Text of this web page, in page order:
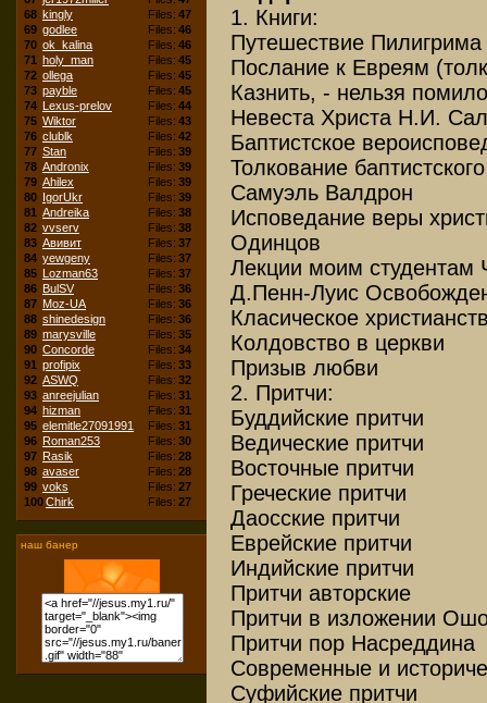
68 kingly Files: 47
69 godlee Files: 46
70 ok_kalina Files: 46
71 holy_man Files: 45
72 ollega Files: 45
73 payble Files: 45
74 Lexus-prelov Files: 44
75 Wiktor Files: 43
76 clublk Files: 42
77 Stan Files: 39
78 Andronix Files: 39
79 Ahilex Files: 39
80 IgorUkr Files: 39
81 Andreika Files: 38
82 vvserv Files: 38
83 Авивит Files: 37
84 yewgeny Files: 37
85 Lozman63 Files: 37
86 BulSV Files: 36
87 Moz-UA Files: 36
88 shinedesign Files: 36
89 marysville Files: 35
90 Concorde Files: 34
91 profipix Files: 33
92 ASWQ Files: 32
93 anreejulian Files: 31
94 hizman Files: 31
95 elemitle27091991 Files: 31
96 Roman253 Files: 30
97 Rasik Files: 28
98 avaser Files: 28
99 voks Files: 27
100Chirk Files: 27
наш банер
1. Книги:
Путешествие
Послание к Евреям
Казнить, - нельзя
Невеста Христа Н.И.
Баптистское
Толкование
Самуэль Валдрон
Исповедание веры
Одинцов
Лекции моим студентам
Д.Пенн-Луис
Класическое
Колдовство в церкви
Призыв любви
2. Притчи:
Буддийские притчи
Ведические притчи
Восточные притчи
Греческие притчи
Даосские притчи
Еврейские притчи
Индийские притчи
Притчи авторские
Притчи в изложении
Притчи пор Насреддина
Современные и
Суфийские притчи